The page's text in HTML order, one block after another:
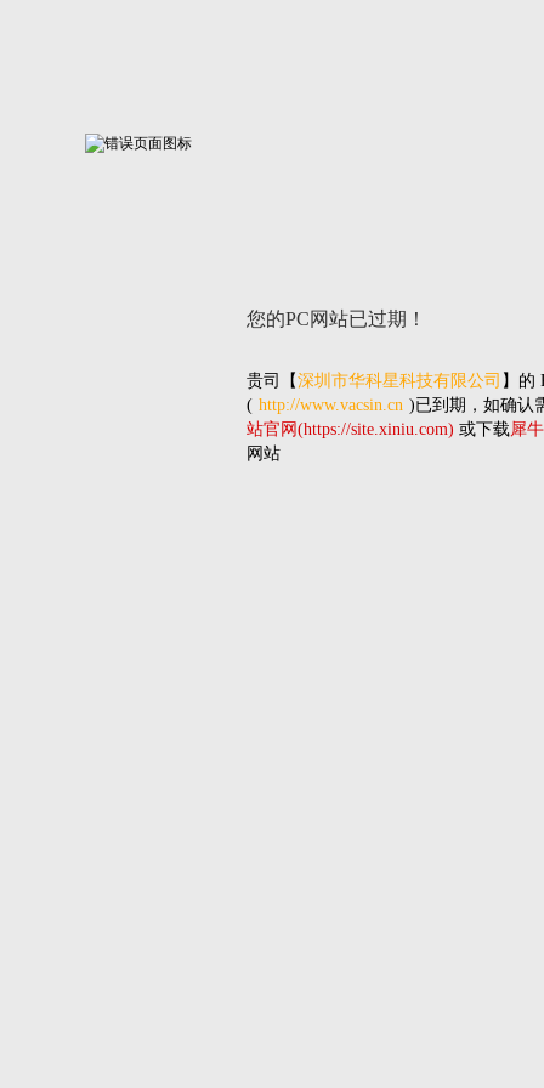
您的PC网站已过期！
贵司 【深圳市华科星科技有限公司 】的
( http://www.vacsin.cn )已到期，如确认
站官网(https://site.xiniu.com) 或下载犀
网站